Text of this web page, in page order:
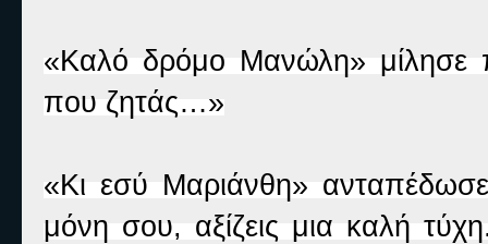
«Καλό δρόμο Μανώλη» μίλησε
που ζητάς…»
«Κι εσύ Μαριάνθη»
μόνη σου, αξίζεις μια καλή